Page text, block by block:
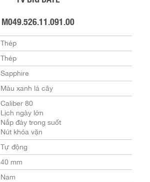
M049.526.11.091.00
Thép
Thép
Sapphire
Màu xanh lá cây
Caliber 80
Lịch ngày lớn
Nắp đáy trong suốt
Nút khóa vặn
Tự động
40 mm
Nam